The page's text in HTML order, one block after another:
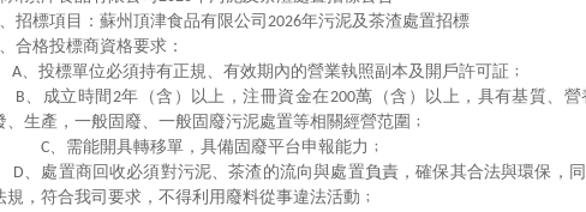
、招標項目：蘇州頂津食品有限公司 2026年污泥及茶渣處置招標
、合格投標商資格要求：
A、投標單位必須持有正規、有效期內的營業執照副本及開戶許可証﹔
B、成立時間 2年（含）以上，注冊資金在200萬（含）以上，具有基質、
、生產，一般固廢、一般固廢污泥處置等相關經營范圍﹔
C、需能開具轉移單，具備固廢平台申報能力﹔
D、處置商回收必須對污泥、茶渣的流向與處置負責，確保其合法與環保，
規，符合我司要求，不得利用廢料從事違法活動﹔